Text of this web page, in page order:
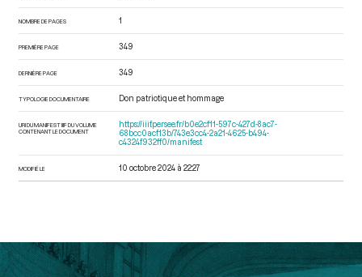
NOMBRE DE PAGES 1
PREMIÈRE PAGE 349
DERNIÈRE PAGE 349
TYPOLOGIE DOCUMENTAIRE Don patriotique et hommage
URI DU MANIFEST IIIF DU VOLUME
CONTENANT LE DOCUMENT
https://iiif.persee.fr/b0e2cf11-597c-427d-8ac7-
68bcc0acf13b/743e3cc4-2a21-4625-b494-
c4324f932ff0/manifest
MODIFIÉ LE 10 octobre 2024 à 22:27